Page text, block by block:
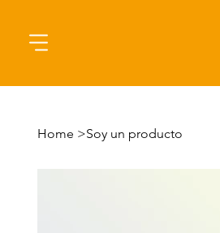
Home >Soy un producto